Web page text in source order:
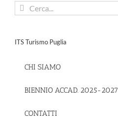
Cerca
ITS Turismo Puglia
CHI SIAMO
BIENNIO ACCAD. 2025-2027
CONTATTI